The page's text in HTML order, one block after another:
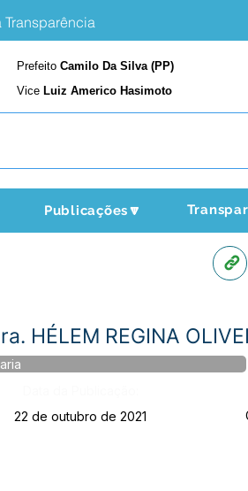
Transparência
Prefeito Camilo Da Silva (PP)
Vice Luiz Americo Hasimoto
Publicações🔽
HÉLEM REGINA
22 de outubro de 2021